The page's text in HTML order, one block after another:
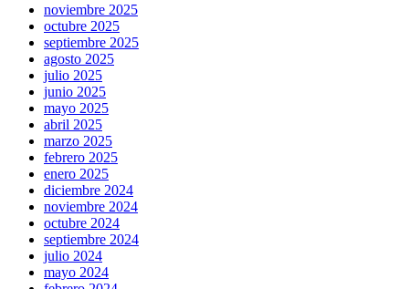
noviembre 2025
octubre 2025
septiembre 2025
agosto 2025
julio 2025
junio 2025
mayo 2025
abril 2025
marzo 2025
febrero 2025
enero 2025
diciembre 2024
noviembre 2024
octubre 2024
septiembre 2024
julio 2024
mayo 2024